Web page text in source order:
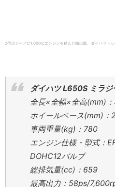
2代目ジーノに1,000ccエンジンを積んだ輸出版、ダイハツ
ダイハツ L650S ミラ
全長×全幅×全高(mm)
ホイールベース(mm)：
車両重量(kg)：780
エンジン仕様・型式：
DOHC12バルブ
総排気量(cc)：659
最高出力：58ps/